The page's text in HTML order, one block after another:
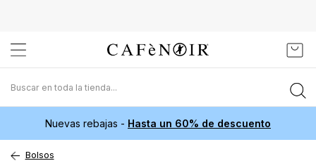
al
contenido
Mi
Nuevas rebajas - Hasta un 60% de descuento
Bolsos